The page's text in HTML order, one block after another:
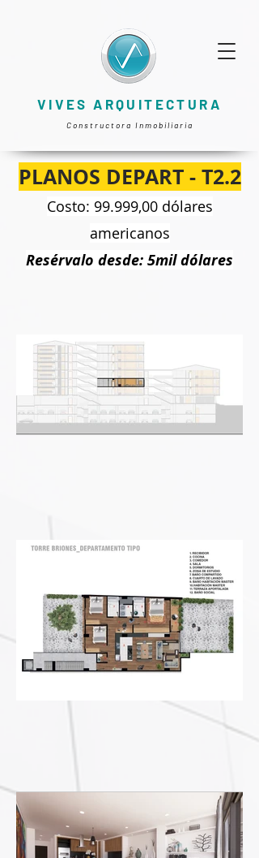
VIVES ARQUITECTURA
Constructora Inmobiliaria
PLANOS DEPART - T2.2
Costo: 99.999,00 dólares
americanos
Resérvalo desde: 5mil dólares